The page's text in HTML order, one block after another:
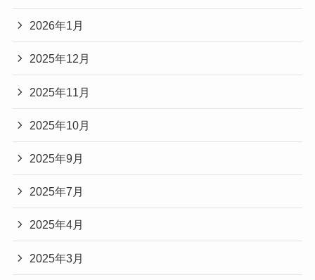
2026年1月
2025年12月
2025年11月
2025年10月
2025年9月
2025年7月
2025年4月
2025年3月